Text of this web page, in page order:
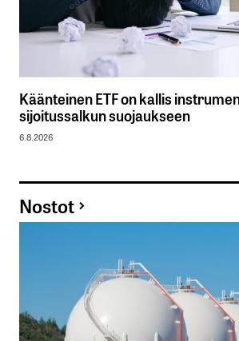
Käänteinen ETF on kallis
sijoitussalkun suojaukseen
6.8.2026
Nostot